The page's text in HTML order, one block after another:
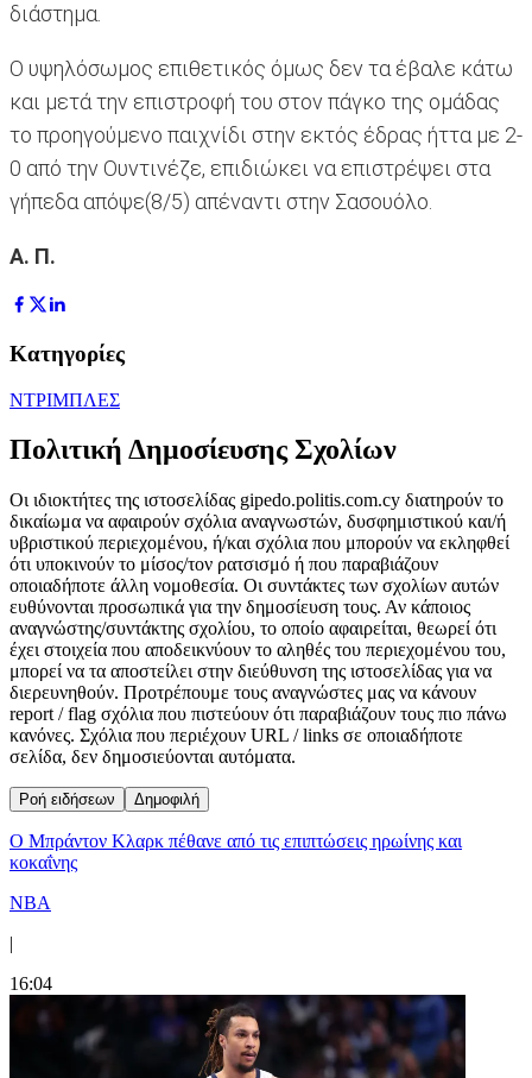
διάστημα.
Ο υψηλόσωμος επιθετικός όμως δεν τα έβαλε κάτω
και μετά την επιστροφή του στον πάγκο της ομάδας
το προηγούμενο παιχνίδι στην εκτός έδρας ήττα με 2-
0 από την Ουντινέζε, επιδιώκει να επιστρέψει στα
γήπεδα απόψε(8/5) απέναντι στην Σασουόλο.
Α. Π.
Κατηγορίες
ΝΤΡΙΜΠΛΕΣ
Πολιτική Δημοσίευσης Σχολίων
Οι ιδιοκτήτες της ιστοσελίδας gipedo.politis.com.cy διατηρούν το
δικαίωμα να αφαιρούν σχόλια αναγνωστών, δυσφημιστικού και/ή
υβριστικού περιεχομένου, ή/και σχόλια που μπορούν να εκληφθεί
ότι υποκινούν το μίσος/τον ρατσισμό ή που παραβιάζουν
οποιαδήποτε άλλη νομοθεσία. Οι συντάκτες των σχολίων αυτών
ευθύνονται προσωπικά για την δημοσίευση τους. Αν κάποιος
αναγνώστης/συντάκτης σχολίου, το οποίο αφαιρείται, θεωρεί ότι
έχει στοιχεία που αποδεικνύουν το αληθές του περιεχομένου του,
μπορεί να τα αποστείλει στην διεύθυνση της ιστοσελίδας για να
διερευνηθούν. Προτρέπουμε τους αναγνώστες μας να κάνουν
report / flag σχόλια που πιστεύουν ότι παραβιάζουν τους πιο πάνω
κανόνες. Σχόλια που περιέχουν URL / links σε οποιαδήποτε
σελίδα, δεν δημοσιεύονται αυτόματα.
Ροή ειδήσεων Δημοφιλή
Ο Μπράντον Κλαρκ πέθανε από τις επιπτώσεις ηρωίνης και
κοκαΐνης
NBA
|
16:04